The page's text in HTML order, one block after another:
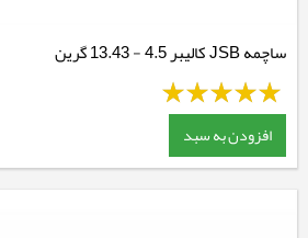
ساچمه JSB کالیبر 4.5 - 13.43 گرین
افزودن به سبد